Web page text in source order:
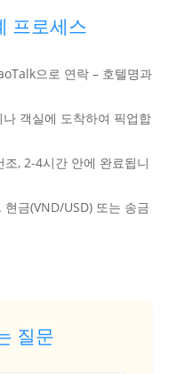
프로세스
으로 연락 – 호텔명과
객실에 도착하여 픽업합
, 2-4시간 안에 완료됩니
금(VND/USD) 또는 송금
질문